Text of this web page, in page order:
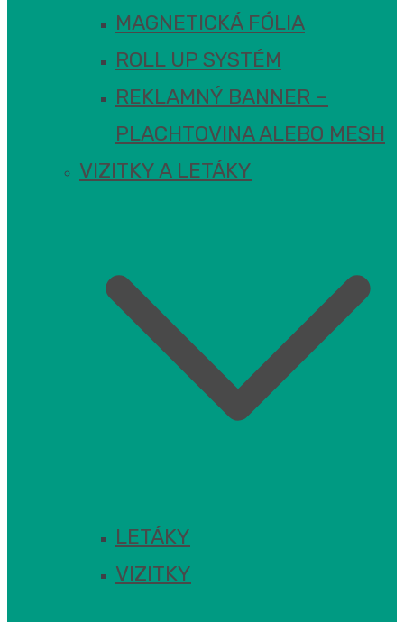
MAGNETICKÁ FÓLIA
ROLL UP SYSTÉM
REKLAMNÝ BANNER –
PLACHTOVINA ALEBO MESH
VIZITKY A LETÁKY
LETÁKY
VIZITKY